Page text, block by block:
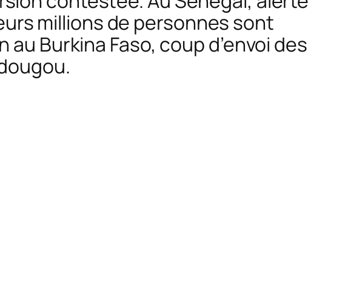
millions de personnes sont
Burkina Faso, coup d’envoi des